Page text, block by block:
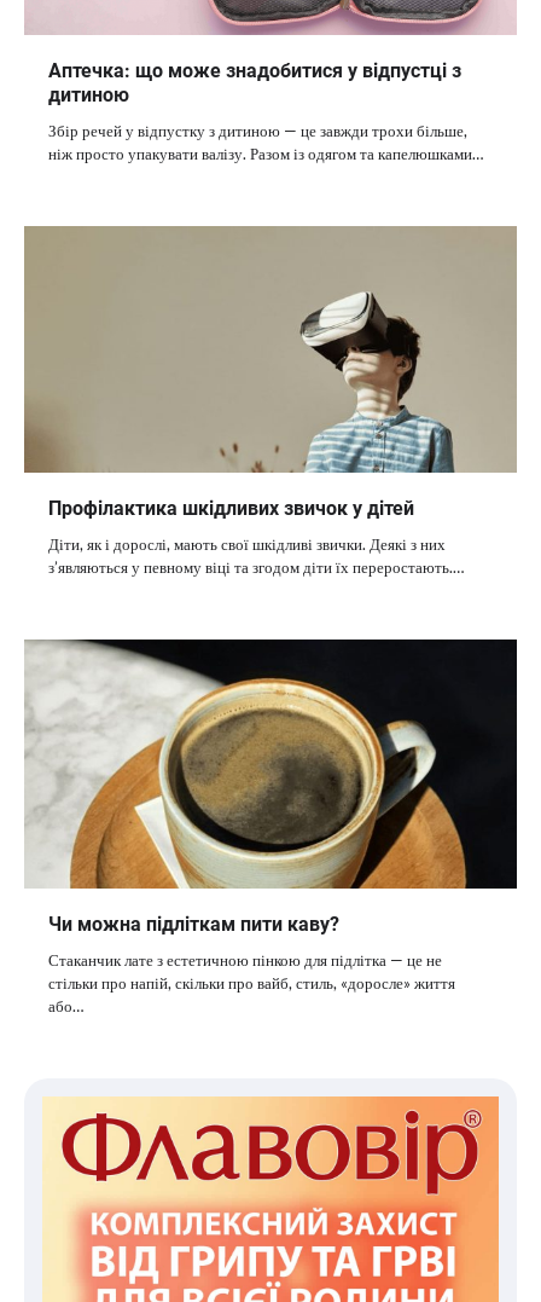
Аптечка: що може знадобитися у відпустці з
дитиною
Збір речей у відпустку з дитиною — це завжди трохи більше,
ніж просто упакувати валізу. Разом із одягом та капелюшками…
Профілактика шкідливих звичок у дітей
Діти, як і дорослі, мають свої шкідливі звички. Деякі з них
з’являються у певному віці та згодом діти їх переростають.…
Чи можна підліткам пити каву?
Стаканчик лате з естетичною пінкою для підлітка — це не
стільки про напій, скільки про вайб, стиль, «доросле» життя
або…